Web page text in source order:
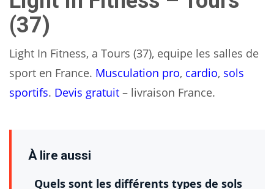
(37)
Light In Fitness, a Tours (37), equipe les salles de
sport en France. Musculation pro, cardio, sols
sportifs. Devis gratuit – livraison France.
À lire aussi
Quels sont les différents types de sols